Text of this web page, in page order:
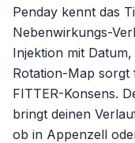
Penday kennt das
Nebenwirkungs-
Injektion mit
Rotation-Map
FITTER-Konsens.
bringt deinen
ob in Appenzell